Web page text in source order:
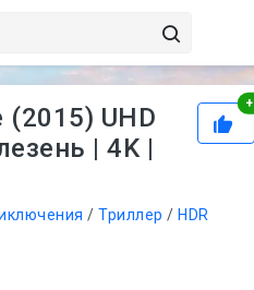
+
UHD
| 4K |
/Триллер /HDR